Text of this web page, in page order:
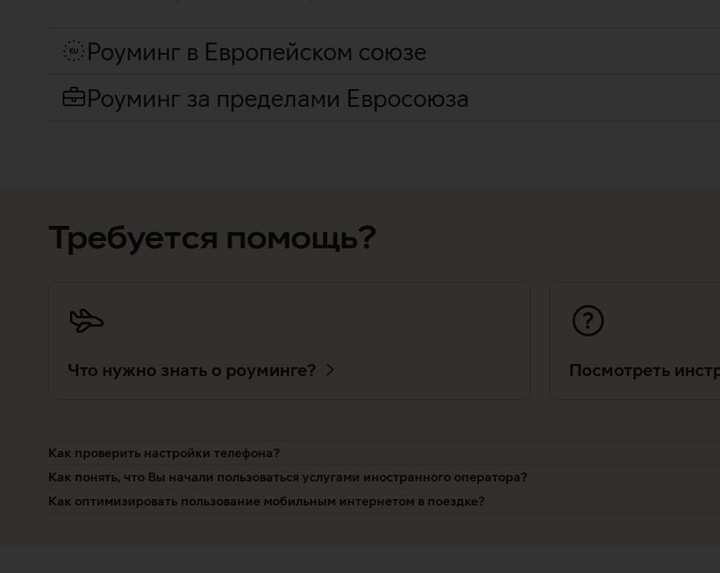
Роуминг в Европейском союзе
Роуминг за пределами Евросоюза
Требуется помощь?
Что нужно знать о роуминге? Посмотреть
Как проверить настройки телефона?
Как понять, что Вы начали пользоваться услугами иностранного оператора?
Как оптимизировать пользование мобильным интернетом в поездке?